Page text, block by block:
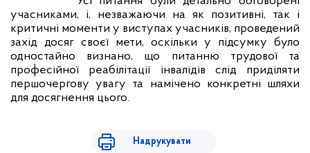
учасниками, і, незважаючи на як позитивні, так і
критичні моменти у виступах учасників, проведений
захід досяг своєї мети, оскільки у підсумку було
одностайно визнано, що питанню трудової та
професійної реабілітації інвалідів слід приділяти
першочергову увагу та намічено конкретні шляхи
для досягнення цього.
Надрукувати